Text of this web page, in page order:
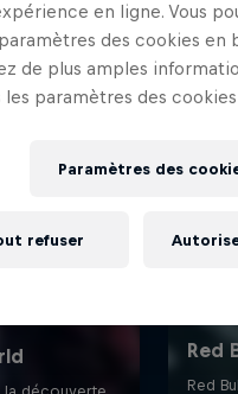
en ligne. Vous
des cookies en
de plus amples
les paramètres des
Paramètres des
refuser